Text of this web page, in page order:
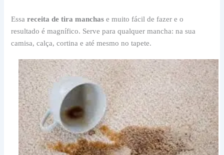
Essareceita de tira manchas e muito fácil de fazer e o
resultado é magnífico. Serve para qualquer mancha: na sua
camisa, calça, cortina e até mesmo no tapete.